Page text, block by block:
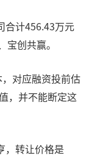
合计456.43万元
创共赢。
对应融资投前估
，并不能断定这
，转让价格是